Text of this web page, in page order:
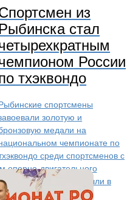
из
Рыбинска стал
России
тхэквондо
спортсмены
золотую и
медали на
чемпионате по
среди спортсменов с
опорно-двигательного
которые прошли в